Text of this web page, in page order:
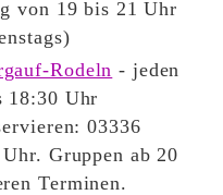
von 19 bis 21 Uhr
Rodeln - jeden
18:30 Uhr
03336
Gruppen ab 20
Terminen.